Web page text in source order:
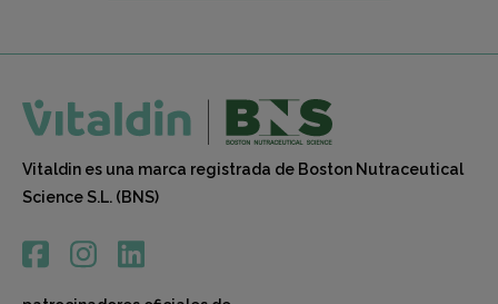
Vitaldin es una marca registrada de Boston Nutraceutical
Science S.L. (BNS)